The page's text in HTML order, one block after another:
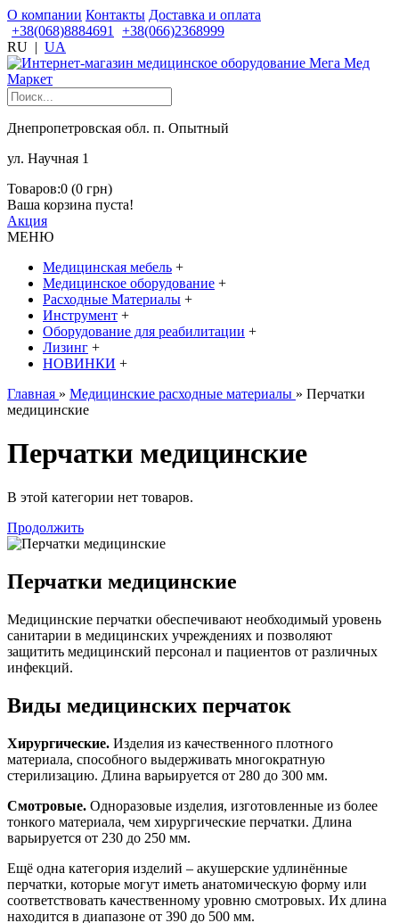
О компании Контакты Доставка и оплата
+38(068)8884691
+38(066)2368999
RU | UA
Днепропетровская обл. п. Опытный
ул. Научная 1
Товаров:0 (0 грн)
Ваша корзина пуста!
Акция
МЕНЮ
Медицинская мебель +
Медицинское оборудование +
Расходные Материалы +
Инструмент +
Оборудование для реабилитации +
Лизинг +
НОВИНКИ +
Главная » Медицинские расходные материалы » Перчатки
медицинские
Перчатки медицинские
В этой категории нет товаров.
Продолжить
Перчатки медицинские
Медицинские перчатки обеспечивают необходимый уровень
санитарии в медицинских учреждениях и позволяют
защитить медицинский персонал и пациентов от различных
инфекций.
Виды медицинских перчаток
Хирургические. Изделия из качественного плотного
материала, способного выдерживать многократную
стерилизацию. Длина варьируется от 280 до 300 мм.
Смотровые. Одноразовые изделия, изготовленные из более
тонкого материала, чем хирургические перчатки. Длина
варьируется от 230 до 250 мм.
Ещё одна категория изделий – акушерские удлинённые
перчатки, которые могут иметь анатомическую форму или
соответствовать качественному уровню смотровых. Их длина
находится в диапазоне от 390 до 500 мм.